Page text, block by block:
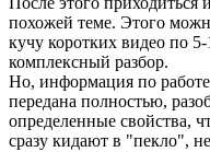
похожей теме. Этого
кучу коротких видео по
комплексный разбор.
Но, информация по
передана полностью,
определенные свойства,
сразу кидают в "пекло",